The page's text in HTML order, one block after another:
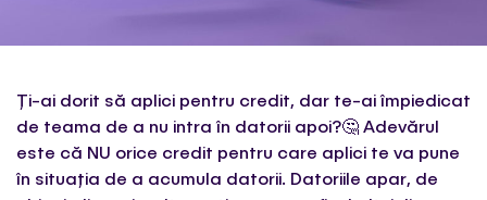
Ți-ai dorit să aplici pentru credit, dar te-ai împiedicat
de teama de a nu intra în datorii apoi?🤔 Adevărul
este că NU orice credit pentru care aplici te va pune
în situația de a acumula datorii. Datoriile apar, de